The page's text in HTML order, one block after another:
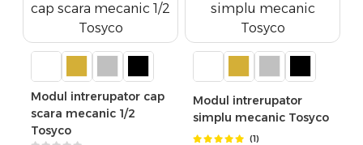
Modul intrerupator cap
scara mecanic 1/2
Tosyco
Modul intrerupator
simplu mecanic Tosyco
(1)